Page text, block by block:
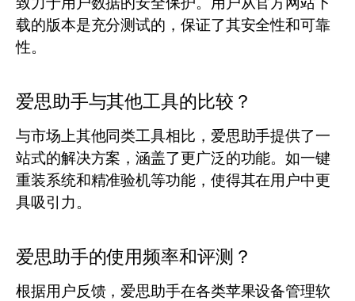
载的版本是充分测试的，保证了其安全性和可靠
性。
爱思助手与其他工具的比较？
与市场上其他同类工具相比，爱思助手提供了一
站式的解决方案，涵盖了更广泛的功能。如一键
重装系统和精准验机等功能，使得其在用户中更
具吸引力。
爱思助手的使用频率和评测？
根据用户反馈，爱思助手在各类苹果设备管理软